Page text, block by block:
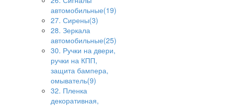
автомобильные(19)
27. Сирены(3)
28. Зеркала
автомобильные(25)
30. Ручки на двери,
ручки на КПП,
защита бампера,
омыватель(9)
32. Пленка
декоративная,